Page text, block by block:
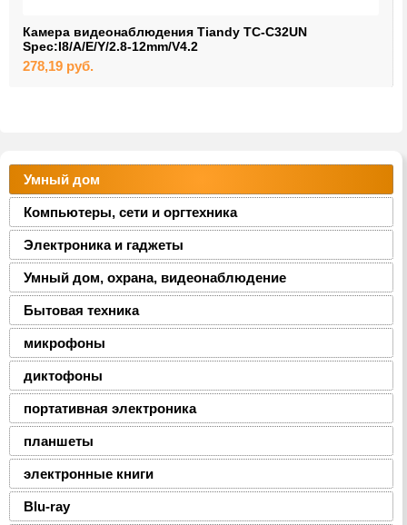
Камера видеонаблюдения Tiandy TC-C32UN
Spec:I8/A/E/Y/2.8-12mm/V4.2
278,19 руб.
Умный дом
Компьютеры, сети и оргтехника
Электроника и гаджеты
Умный дом, охрана, видеонаблюдение
Бытовая техника
микрофоны
диктофоны
портативная электроника
планшеты
электронные книги
Blu-ray